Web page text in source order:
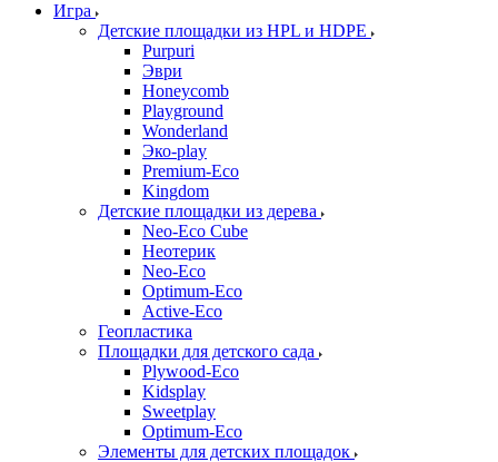
Игра
Детские площадки из HPL и HDPE
Purpuri
Эври
Honeycomb
Playground
Wonderland
Эко-play
Premium-Eco
Kingdom
Детские площадки из дерева
Neo-Eco Cube
Неотерик
Neo-Eco
Оptimum-Еco
Active-Eco
Геопластика
Площадки для детского сада
Plywood-Eco
Kidsplay
Sweetplay
Оptimum-Еco
Элементы для детских площадок